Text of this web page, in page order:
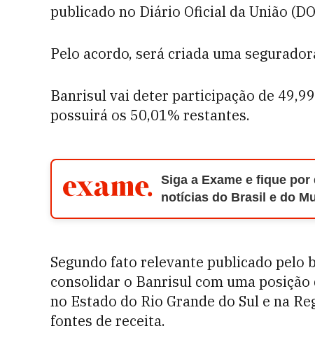
publicado no Diário Oficial da União
Pelo acordo, será criada uma
Banrisul vai deter participação de
possuirá os 50,01% restantes.
Siga a Exame e fique
notícias do Brasil e do
Segundo fato relevante publicado pelo
consolidar o Banrisul com uma
no Estado do Rio Grande do Sul e na
fontes de receita.